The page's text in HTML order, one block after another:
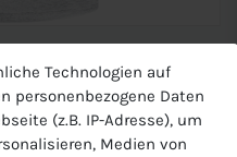
Celtic Melange
Technologien auf
personenbezogene Daten
(z.B. IP-Adresse), um
Medien von